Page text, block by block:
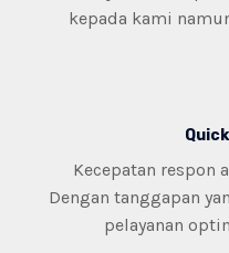
kepada kami
Kecepatan respon
Dengan tanggapan
pelayanan